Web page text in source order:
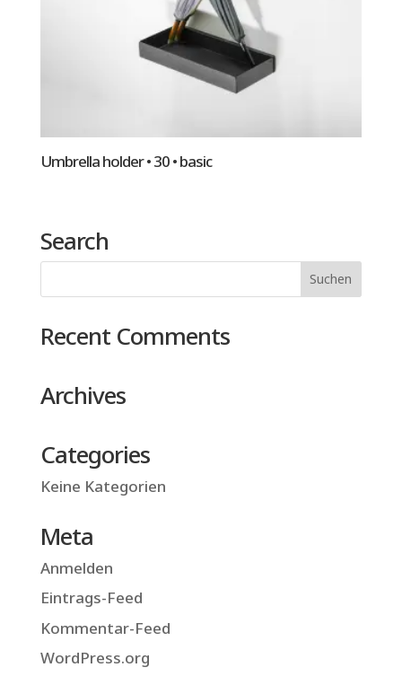
Umbrella holder • 30 • basic
Search
Recent Comments
Archives
Categories
Keine Kategorien
Meta
Anmelden
Eintrags-Feed
Kommentar-Feed
WordPress.org